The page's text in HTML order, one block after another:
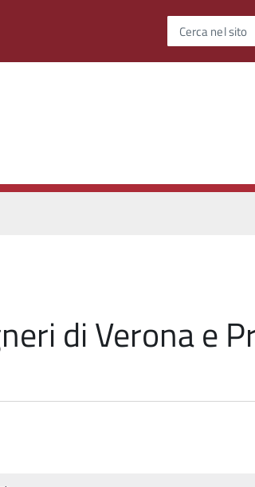
Cerca nel sito
di Verona e